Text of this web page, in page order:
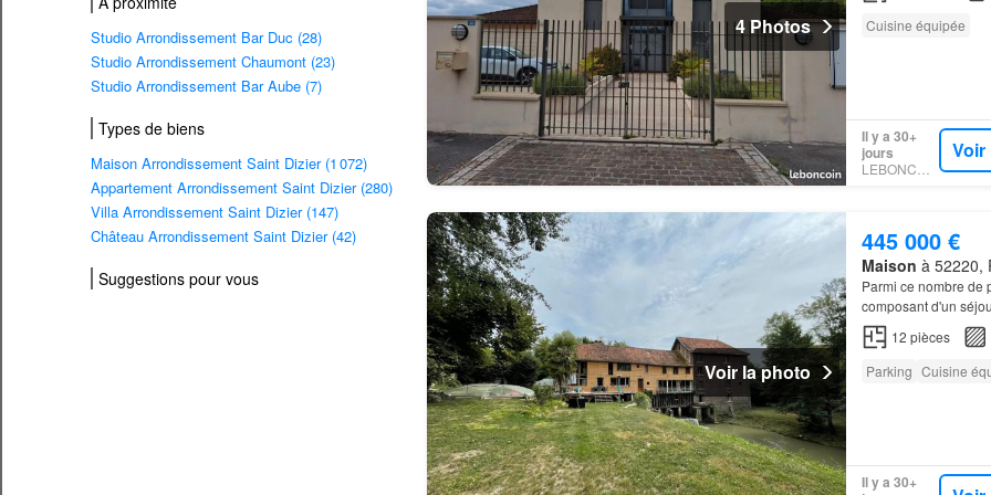
Studio Arrondissement Bar Duc (28)
Studio Arrondissement Chaumont (23)
Studio Arrondissement Bar Aube (7)
Types de biens
Maison Arrondissement Saint Dizier (1 072)
Appartement Arrondissement Saint Dizier (280)
Villa Arrondissement Saint Dizier (147)
Château Arrondissement Saint Dizier (42)
Suggestions pour vous
4 Photos
Cuisine équipée
Il y a 30+
jours
Voir la photo
445 000 €
Maison à 52220,
Parmi ce nombre de
composant d'un
12 pièces
Parking Cuisine
Il y a 30+